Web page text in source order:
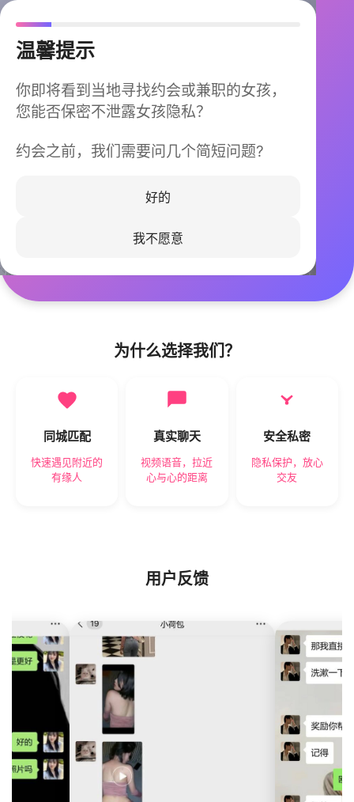
温馨提示
你即将看到当地寻找约会或兼职的女孩，
您能否保密不泄露女孩隐私？
约会之前，我们需要问几个简短问题?
好的
我不愿意
今晚不再孤单
同城快速匹配，马上认识身边的TA
立即下载
为什么选择我们？
同城匹配
快速遇见附近的
有缘人
真实聊天
视频语音，拉近
心与心的距离
安全私密
隐私保护，放心
交友
用户反馈